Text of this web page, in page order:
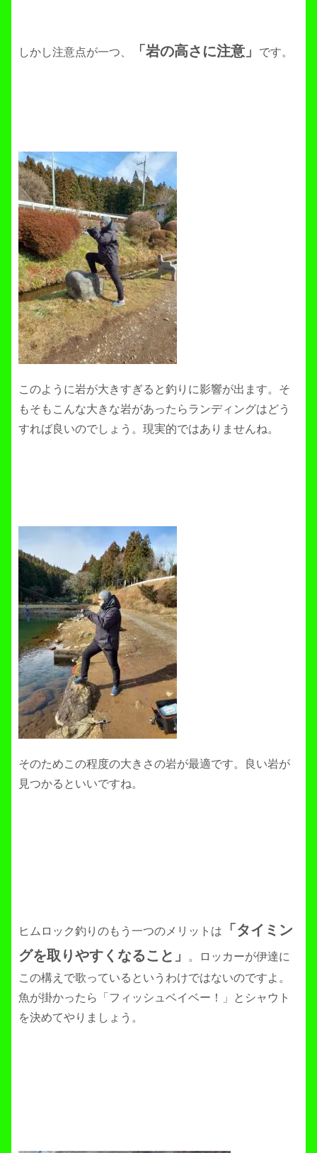
しかし注意点が一つ、 「岩の高さに注意」 です。
このように岩が大きすぎると釣りに影響が出ます。そ
もそもこんな大きな岩があったらランディングはどう
すれば良いのでしょう。現実的ではありませんね。
そのためこの程度の大きさの岩が最適です。良い岩が
見つかるといいですね。
ヒムロック釣りのもう一つのメリットは
「タイミン
グを取りやすくなること」
。ロッカーが伊達に
この構えで歌っているというわけではないのですよ。
魚が掛かったら「フィッシュベイベー！」とシャウト
を決めてやりましょう。